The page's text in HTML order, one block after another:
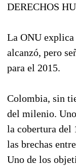
DERECHOS
La ONU explica
alcanzó, pero
para el 2015.
Colombia, sin
del milenio.
la cobertura del
las brechas
Uno de los